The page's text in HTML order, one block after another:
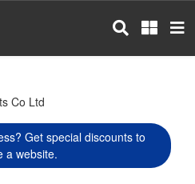
Co Ltd
Get special discounts to
a website.